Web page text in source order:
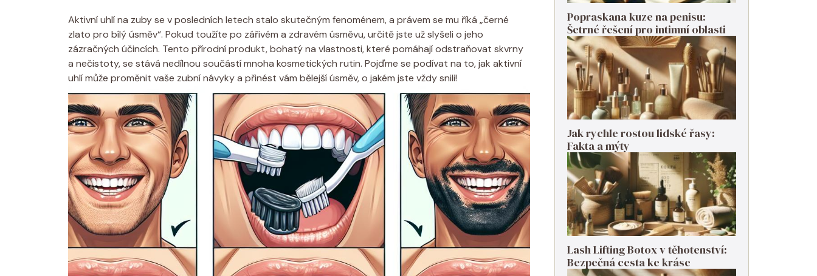
Aktivní uhlí na zuby se v posledních letech stalo skutečným fenoménem, a právem se mu říká „černé
zlato pro bílý úsměv“. Pokud toužíte po zářivém a zdravém úsměvu, určitě jste už slyšeli o jeho
zázračných účincích. Tento přírodní produkt, bohatý na vlastnosti, které pomáhají odstraňovat skvrny
a nečistoty, se stává nedílnou součástí mnoha kosmetických rutin. Pojďme se podívat na to, jak aktivní
uhlí může proměnit vaše zubní návyky a přinést vám bělejší úsměv, o jakém jste vždy snili!
Popraskana kuze na penisu:
Šetrné řešení pro intimní oblasti
Jak rychle rostou lidské řasy:
Fakta a mýty
Lash Lifting Botox v těhotenství:
Bezpečná cesta ke kráse